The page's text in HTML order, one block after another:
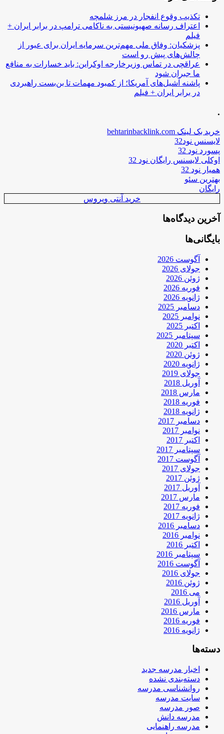
تکذیب وقوع انفجار در مرز شلمچه
اعتراف رسانه صهیونیستی به ناکامی ترامپ در برابر ایران +
فیلم
پزشکیان: وفاق ملی مهم‌ترین سرمایه ایران برای عبور از
چالش‌های پیش رو است
عراقچی در تماس وزیرخارجه اوکراین: باید خسارات به منافع
ما جبران شود
پاشنه آشیل‌های آمریکا؛ از کمبود مهمات تا بن‌بست راهبردی
در برابر ایران + فیلم
.
خرید بک لینک behtarinbacklink.com
لایسنس نود32
پسورد نود 32
اوکلی لایسنس رایگان نود 32
همیار نود 32
بهترین سئو
رایگان
خرید آنتی ویروس
آخرین دیدگاه‌ها
بایگانی‌ها
آگوست 2026
جولای 2026
ژوئن 2026
فوریه 2026
ژانویه 2026
دسامبر 2025
نوامبر 2025
اکتبر 2025
سپتامبر 2025
اکتبر 2020
ژوئن 2020
ژانویه 2020
جولای 2019
آوریل 2018
مارس 2018
فوریه 2018
ژانویه 2018
دسامبر 2017
نوامبر 2017
اکتبر 2017
سپتامبر 2017
آگوست 2017
جولای 2017
ژوئن 2017
آوریل 2017
مارس 2017
فوریه 2017
ژانویه 2017
دسامبر 2016
نوامبر 2016
اکتبر 2016
سپتامبر 2016
آگوست 2016
جولای 2016
ژوئن 2016
می 2016
آوریل 2016
مارس 2016
فوریه 2016
ژانویه 2016
دسته‌ها
اخبار مدرسه جدید
دسته‌بندی نشده
روانشناسی مدرسه
سایت مدرسه
صور مدرسه
مدرسه دانش
مدرسه راهنمایی